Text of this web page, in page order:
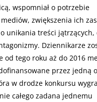
wspomniał o potrzebie
zwiększenia ich
unikania treści jątrzących,
Dziennikarze
od tego roku aż do 2016
przez jedną
w drodze konkursu
całego zadana jednemu